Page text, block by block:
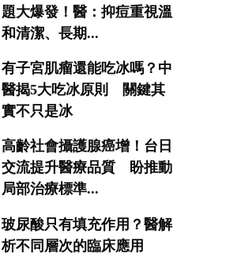
題大爆發！醫：抑痘重視溫
和清潔、長期...
有子宮肌瘤還能吃冰嗎？中
醫揭5大吃冰原則 關鍵其
實不只是冰
高齡社會攝護腺癌增！台日
交流提升醫療品質 盼推動
局部治療標準...
玻尿酸只有填充作用？醫解
析不同層次的臨床應用